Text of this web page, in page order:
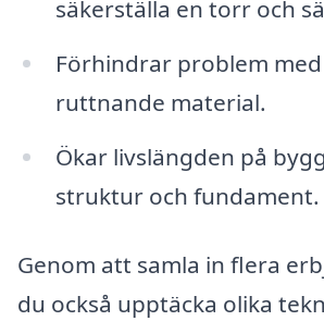
säkerställa en torr och
Förhindrar problem
ruttnande material.
Ökar livslängden på
struktur och fundament.
Genom att samla in flera
du också upptäcka olika